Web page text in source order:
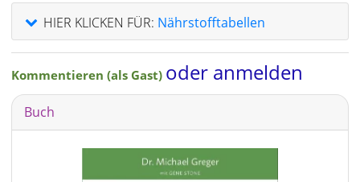
HIER KLICKEN FÜR: Nährstofftabellen
Kommentieren (als Gast) oder anmelden
Buch